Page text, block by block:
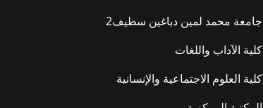
جامعة محمد لمين دباغين سطيف2
كلية الآداب واللغات
كلية العلوم الاجتماعية والإنسانية